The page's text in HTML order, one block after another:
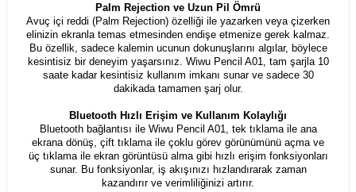
Palm Rejection ve Uzun Pil Ömrü
Avuç içi reddi (Palm Rejection) özelliği ile yazarken veya çizerken
elinizin ekranla temas etmesinden endişe etmenize gerek kalmaz.
Bu özellik, sadece kalemin ucunun dokunuşlarını algılar, böylece
kesintisiz bir deneyim yaşarsınız. Wiwu Pencil A01, tam şarjla 10
saate kadar kesintisiz kullanım imkanı sunar ve sadece 30
dakikada tamamen şarj olur.
Bluetooth Hızlı Erişim ve Kullanım Kolaylığı
Bluetooth bağlantısı ile Wiwu Pencil A01, tek tıklama ile ana
ekrana dönüş, çift tıklama ile çoklu görev görünümünü açma ve
üç tıklama ile ekran görüntüsü alma gibi hızlı erişim fonksiyonları
sunar. Bu fonksiyonlar, iş akışınızı hızlandırarak zaman
kazandırır ve verimliliğinizi artırır.